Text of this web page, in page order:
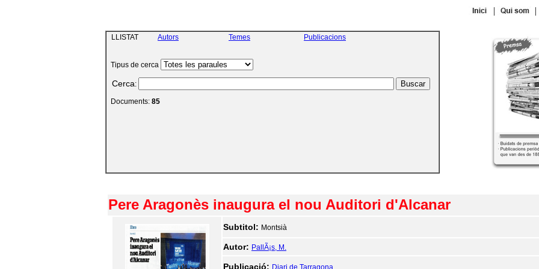
| |
LLISTAT Autors Temes Publicacions
Tipus de cerca
Cerca:
Documents: 85
Pere Aragonès inaugura el nou Auditori d'Alcanar
Subtitol: Montsià
Autor: PallÃ¡s, M.
Publicació: Diari de Tarragona